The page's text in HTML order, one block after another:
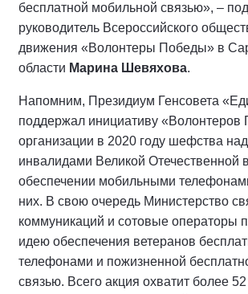
бесплатной мобильной связью», –
руководитель Всероссийского
движения «Волонтеры Победы» в
области Марина Шевяхова.
Напомним, Президиум Генсовета
поддержал инициативу
организации в 2020 году шефства
инвалидами Великой Отечественной
обеспечении мобильными
них. В свою очередь Министерство
коммуникаций и сотовые операторы
идею обеспечения ветеранов
телефонами и пожизненной
связью. Всего акция охватит более